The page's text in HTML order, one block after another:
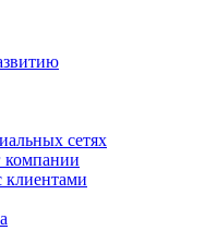
сетях
компании
клиентами